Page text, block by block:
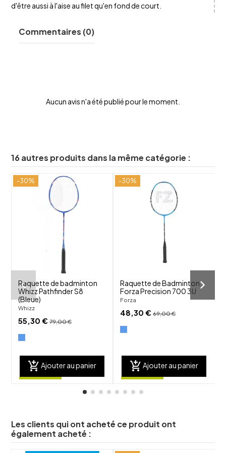
d'être aussi à l'aise au filet qu'en fond de court.
Commentaires (0)
Aucun avis n'a été publié pour le moment.
16 autres produits dans la même catégorie :
-30%
Raquette de badminton
Whizz Pathfinder S8
(Bleue)
Whizz
55,30 € 79,00 €
add_shopping_cart Ajouter au panier
-30%
Raquette de Badminton
Forza Precision 700 3U
Forza
48,30 €69,00 €
add_shopping_cart Ajouter au panier
Les clients qui ont acheté ce produit ont
également acheté :